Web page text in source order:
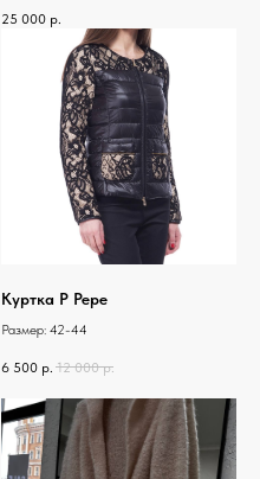
25 000 р.
Куртка P Pepe
Размер: 42-44
6 500 р. 12 000 р.